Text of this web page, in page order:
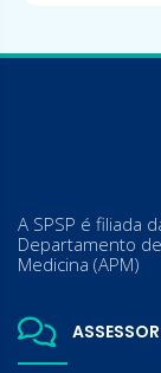
A SPSP é filiada
Departamento
Medicina (APM)